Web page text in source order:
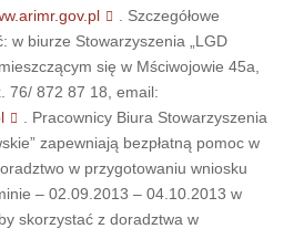
. Szczegółowe
w biurze Stowarzyszenia „LGD
się w Mściwojowie 45a,
76/ 872 87 18, email:
. Pracownicy Biura Stowarzyszenia
zapewniają bezpłatną pomoc w
w przygotowaniu wniosku
– 02.09.2013 – 04.10.2013 w
skorzystać z doradztwa w